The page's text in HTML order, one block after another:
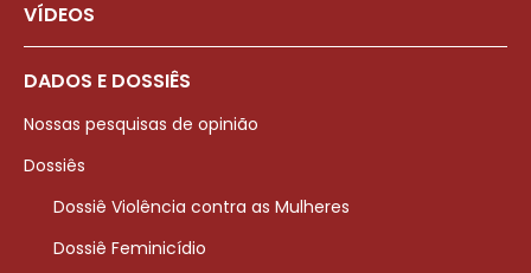
VÍDEOS
DADOS E DOSSIÊS
Nossas pesquisas de opinião
Dossiês
Dossiê Violência contra as Mulheres
Dossiê Feminicídio